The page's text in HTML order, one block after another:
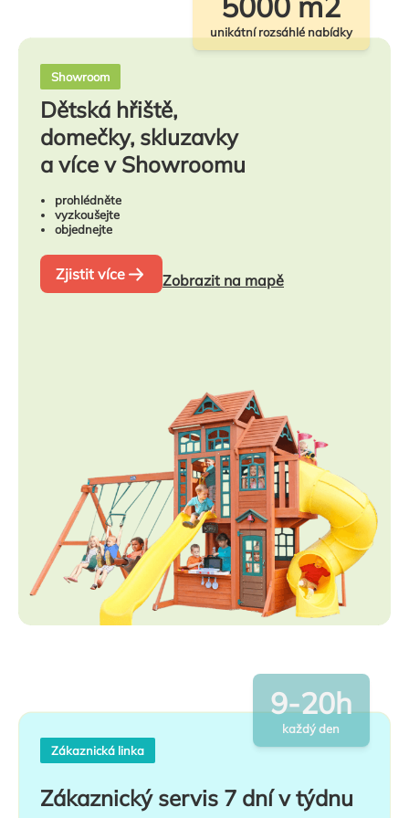
Showroom
Dětská hřiště,
domečky, skluzavky
a více v Showroomu
prohlédněte
vyzkoušejte
objednejte
Zjistit více Zobrazit na mapě
unikátní rozsáhlé nabídky
Zákaznická linka
Zákaznický servis 7 dní v týdnu
9-20h
každý den